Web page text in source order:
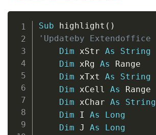
Sub highlight ( )
'Updateby Extendoffice
Dim xStr As
String
Dim xRg As Range
Dim xTxt As
String
Dim xCell As Range
Dim xChar As
String
Dim I As
Long
Dim J As
Long